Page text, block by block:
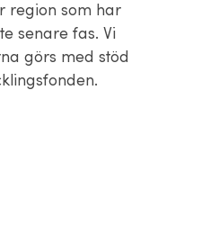
region som har
senare fas. Vi
görs med stöd